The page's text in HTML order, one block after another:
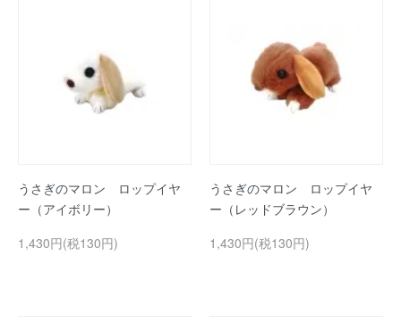
うさぎのマロン ロップイヤ
ー（アイボリー）
1,430円(税130円)
うさぎのマロン ロップイヤ
ー（レッドブラウン）
1,430円(税130円)